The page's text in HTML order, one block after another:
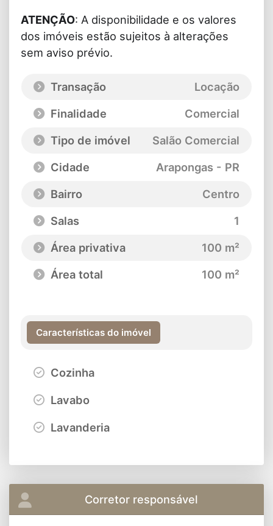
ATENÇÃO: A disponibilidade e os valores
dos imóveis estão sujeitos à alterações
sem aviso prévio.
Transação
Locação
Finalidade
Comercial
Tipo de imóvel
Salão Comercial
Cidade
Arapongas - PR
Bairro
Centro
Salas
1
Área privativa
100 m²
Área total
100 m²
Características do imóvel
Cozinha
Lavabo
Lavanderia
Corretor responsável